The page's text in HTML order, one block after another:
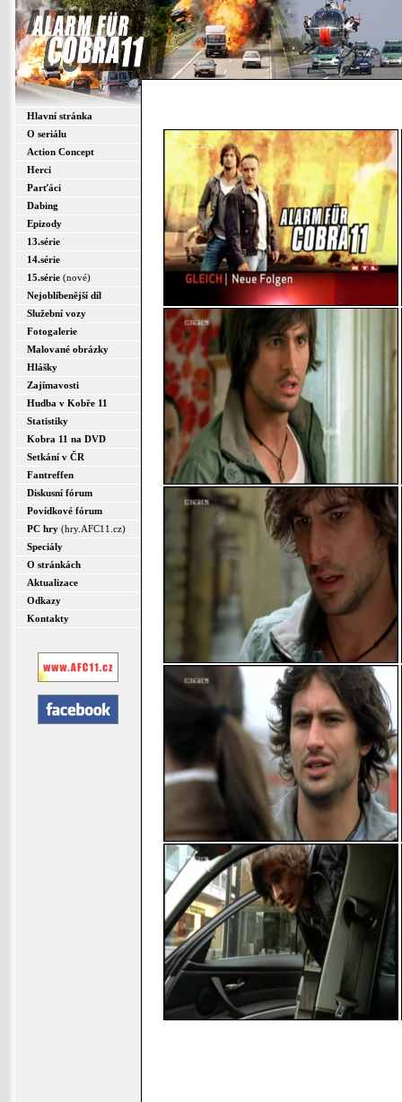
Hlavní stránka
O seriálu
Action Concept
Herci
Parťáci
Dabing
Epizody
13.série
14.série
15.série (nové)
Nejoblíbenější díl
Služební vozy
Fotogalerie
Malované obrázky
Hlášky
Zajímavosti
Hudba v Kobře 11
Statistiky
Kobra 11 na DVD
Setkání v ČR
Fantreffen
Diskusní fórum
Povídkové fórum
PC hry (hry.AFC11.cz)
Speciály
O stránkách
Aktualizace
Odkazy
Kontakty